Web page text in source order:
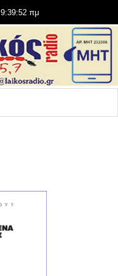
9:39:54 πμ